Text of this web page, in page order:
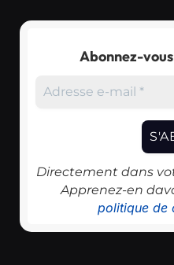
Abonnez-
Directement dans
Apprenez-en
politique de